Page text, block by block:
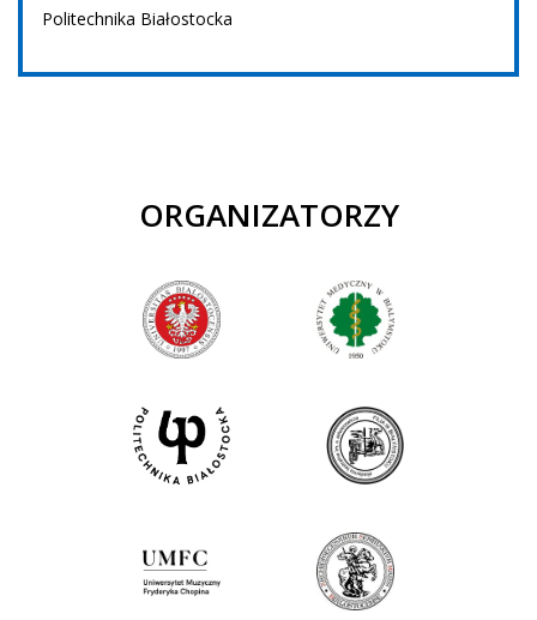
Politechnika Białostocka
ORGANIZATORZY